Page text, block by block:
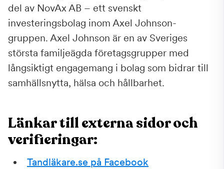
del av NovAx AB – ett svenskt
investeringsbolag inom Axel Johnson-
gruppen. Axel Johnson är en av Sveriges
största familjeägda företagsgrupper med
långsiktigt engagemang i bolag som bidrar till
samhällsnytta, hälsa och hållbarhet.
Länkar till externa sidor och
verifieringar:
Tandläkare.se på Facebook